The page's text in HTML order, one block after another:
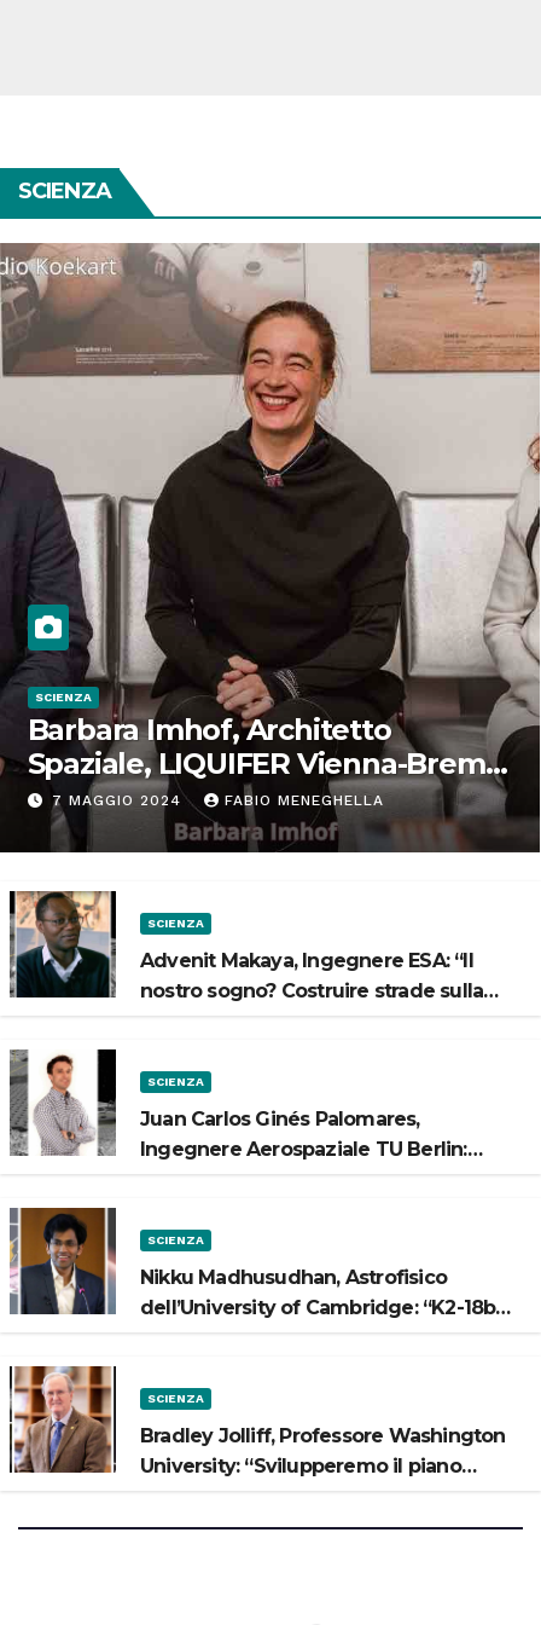
SCIENZA
SCIENZA
Barbara Imhof, Architetto
Spaziale, LIQUIFER Vienna-Brema:
“Progettiamo habitat per lo
Spazio”
7 MAGGIO 2024 FABIO MENEGHELLA
SCIENZA
Advenit Makaya, Ingegnere ESA: “Il
nostro sogno? Costruire strade sulla
SCIENZA
Juan Carlos Ginés Palomares,
Ingegnere Aerospaziale TU Berlin:
SCIENZA
Nikku Madhusudhan, Astrofisico
dell’University of Cambridge: “K2-18b
SCIENZA
Bradley Jolliff, Professore Washington
University: “Svilupperemo il piano